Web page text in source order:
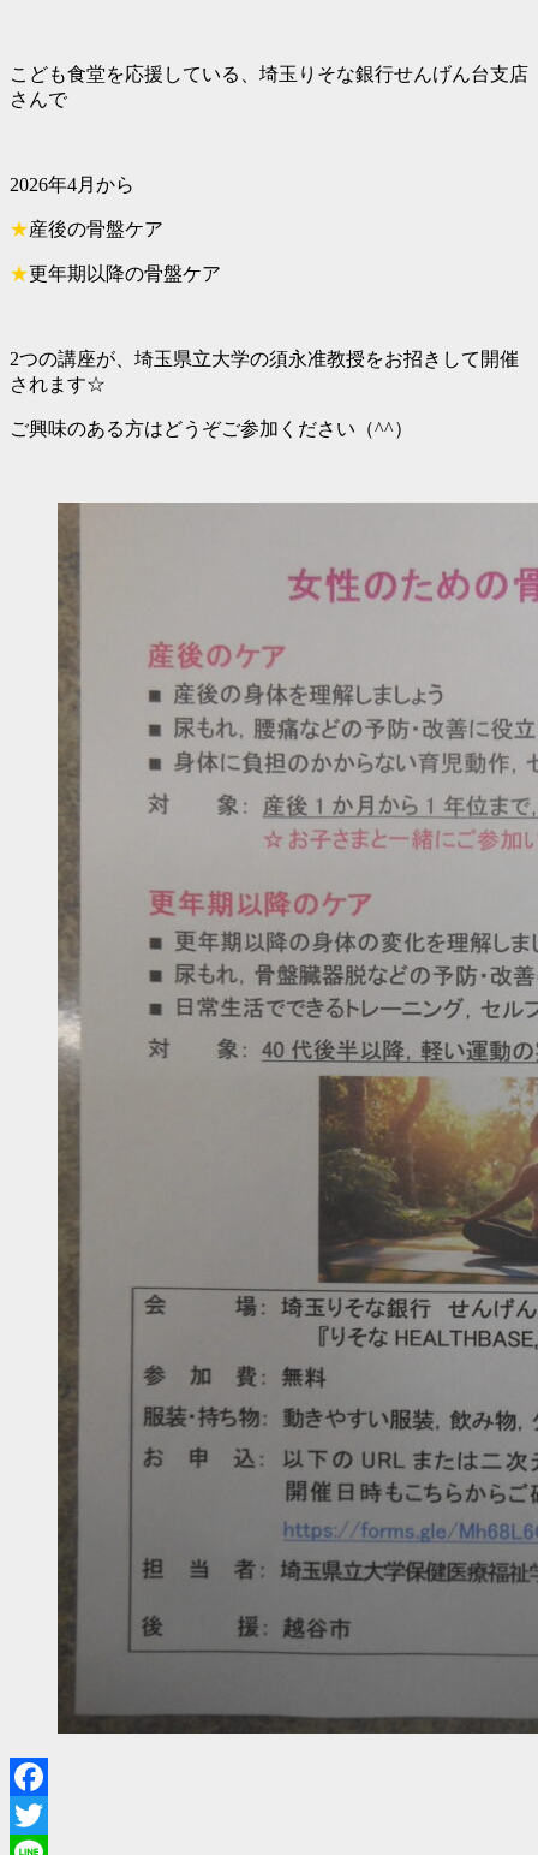
こども食堂を応援している、埼玉りそな銀行せんげん台支店
さんで
2026年4月から
★産後の骨盤ケア
★更年期以降の骨盤ケア
2つの講座が、埼玉県立大学の須永准教授をお招きして開催
されます☆
ご興味のある方はどうぞご参加ください（^^）
Facebook